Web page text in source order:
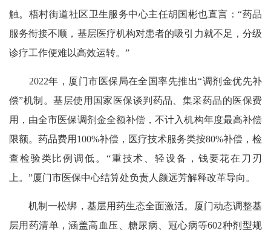
触。梧村街道社区卫生服务中心主任胡国彬也直言：“药品
服务衔接不顺，基层医疗机构对患者的吸引力就不足，分级
诊疗工作便难以高效运转。”
2022年，厦门市医保局在全国率先推出“调剂金优先补
偿”机制。基层使用国家医保谈判药品、集采药品的医保费
用，由全市医保调剂金全额补偿，不计入机构年度最高补偿
限额。药品费用100%补偿，医疗技术服务类按80%补偿，检
查检验类比例调低。“重技术、轻设备，钱要花在刀刃
上。”厦门市医保中心结算处负责人颜远芳解释改革导向。
机制一松绑，基层用药生态全面激活。厦门动态调整基
层用药清单，涵盖高血压、糖尿病、冠心病等602种剂型规